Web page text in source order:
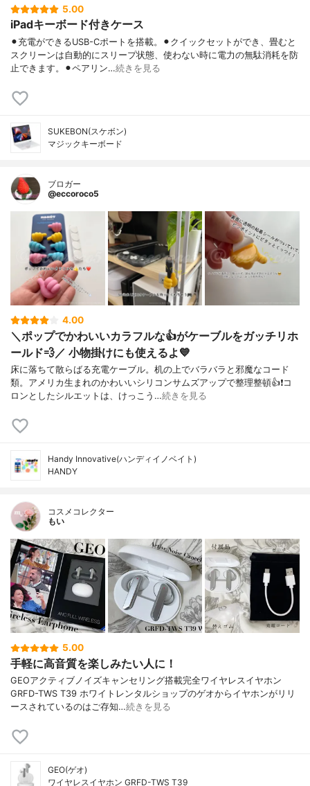
5.00
iPadキーボード付きケース
⚫︎充電ができるUSB-Cポートを搭載。⚫︎クイックセットができ、畳むと
スクリーンは自動的にスリープ状態、使わない時に電力の無駄消耗を防
止できます。⚫︎ペアリン…続きを見る
SUKEBON(スケボン)
マジックキーボード
ブロガー
@eccoroco5
4.00
＼ポップでかわいいカラフルな👍がケーブルをガッチリホ
ールド💨／ 小物掛けにも使えるよ💙
床に落ちて散らばる充電ケーブル。机の上でバラバラと邪魔なコード
類。アメリカ生まれのかわいいシリコンサムズアップで整理整頓👍❗️コ
ロンとしたシルエットは、けっこう…続きを見る
Handy Innovative(ハンディイノベイト)
HANDY
コスメコレクター
もい
5.00
手軽に高音質を楽しみたい人に！
GEOアクティブノイズキャンセリング搭載完全ワイヤレスイヤホン
GRFD-TWS T39 ホワイトレンタルショップのゲオからイヤホンがリリ
ースされているのはご存知…続きを見る
GEO(ゲオ)
ワイヤレスイヤホン GRFD-TWS T39